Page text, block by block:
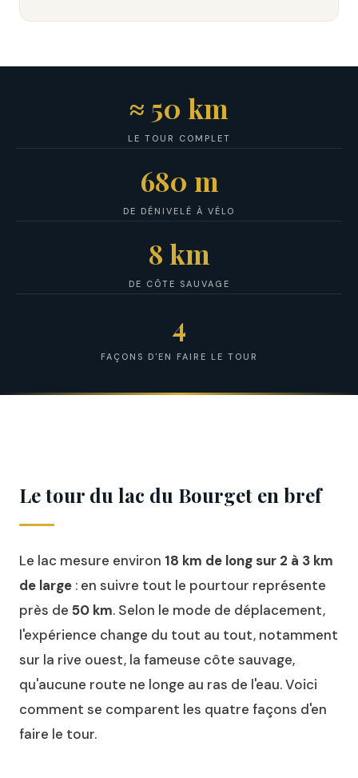
≈ 50 km
LE TOUR COMPLET
680 m
DE DÉNIVELÉ À VÉLO
8 km
DE CÔTE SAUVAGE
4
FAÇONS D'EN FAIRE LE TOUR
Le tour du lac du Bourget en bref
Le lac mesure environ 18 km de long sur 2 à 3 km
de large : en suivre tout le pourtour représente
près de 50 km. Selon le mode de déplacement,
l'expérience change du tout au tout, notamment
sur la rive ouest, la fameuse côte sauvage,
qu'aucune route ne longe au ras de l'eau. Voici
comment se comparent les quatre façons d'en
faire le tour.